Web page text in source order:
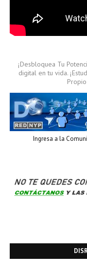
¡Desbloquea Tu
digital en tu vida.
Ingresa a la